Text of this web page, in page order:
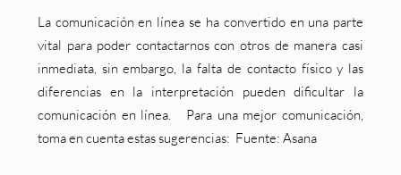
La comunicación en línea se ha convertido en una parte
vital para poder contactarnos con otros de manera casi
inmediata, sin embargo, la falta de contacto físico y las
diferencias en la interpretación pueden dificultar la
comunicación en línea. Para una mejor comunicación,
toma en cuenta estas sugerencias: Fuente: Asana